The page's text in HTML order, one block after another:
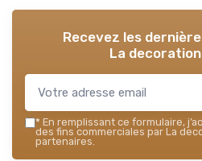
Recevez les
La
* En remplissant ce formulaire,
des fins commerciales par La
partenaires.